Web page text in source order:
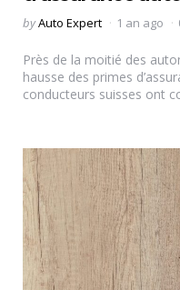
Posted
byAuto Expert 1 an ago
Près de la moitié des
hausse des primes
conducteurs suisses ont